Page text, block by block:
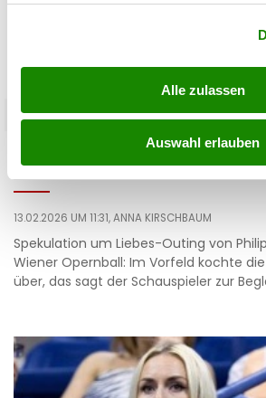
Alle zulassen
Auswahl erlauben
promitalk
Hochmair zu Liebesauftritt am
„Jetzt ist es raus!”
13.02.2026 UM 11:31,ANNA KIRSCHBAUM
Spekulation um Liebes-Outing von
Wiener Opernball: Im Vorfeld kochte
über, das sagt der Schauspieler zur